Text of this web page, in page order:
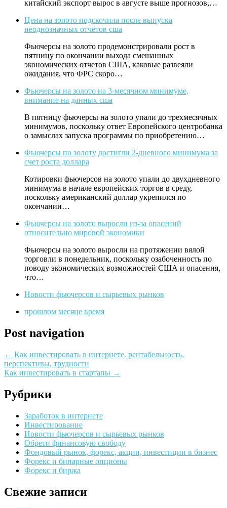
китайский экспорт вырос в августе выше прогнозов,…
Цена на золото подскочила после выпуска
неоднозначных отчётов сша
Фьючерсы на золото продемонстрировали рост в
пятницу по окончании выхода смешанных
экономических отчетов США, каковые развеяли
ожидания, что ФРС скоро…
Фьючерсы на золото на 3-месячном минимуме,
внимание на данных сша
В пятницу фьючерсы на золото упали до трехмесячных
минимумов, поскольку ответ Европейского центробанка
о замыслах запуска программы по приобретению…
Фьючерсы по золоту достигли 2-дневного минимума за
счет роста доллара
Котировки фьючерсов на золото упали до двухдневного
минимума в начале европейских торгов в среду,
поскольку американский доллар укрепился по
окончании…
Фьючерсы на золото выросли из-за опасений
относительно мировой экономики
Фьючерсы на золото выросли на протяжении вялой
торговли в понедельник, поскольку озабоченность по
поводу экономических возможностей США и опасения,
что…
Новости фьючерсов и сырьевых рынков
прошлом месяце время
Post navigation
← Как инвестировать в интернете. рентабельность,
перспективы, трудности
Как инвестировать в стартапы →
Рубрики
Заработок в интернете
Инвестирование
Новости фьючерсов и сырьевых рынков
Обрети финансовую свободу
Фондовый рынок, форекс, акции, инвестиции в бизнес
Форекс и бинарные опционы
Форекс и биржа
Свежие записи